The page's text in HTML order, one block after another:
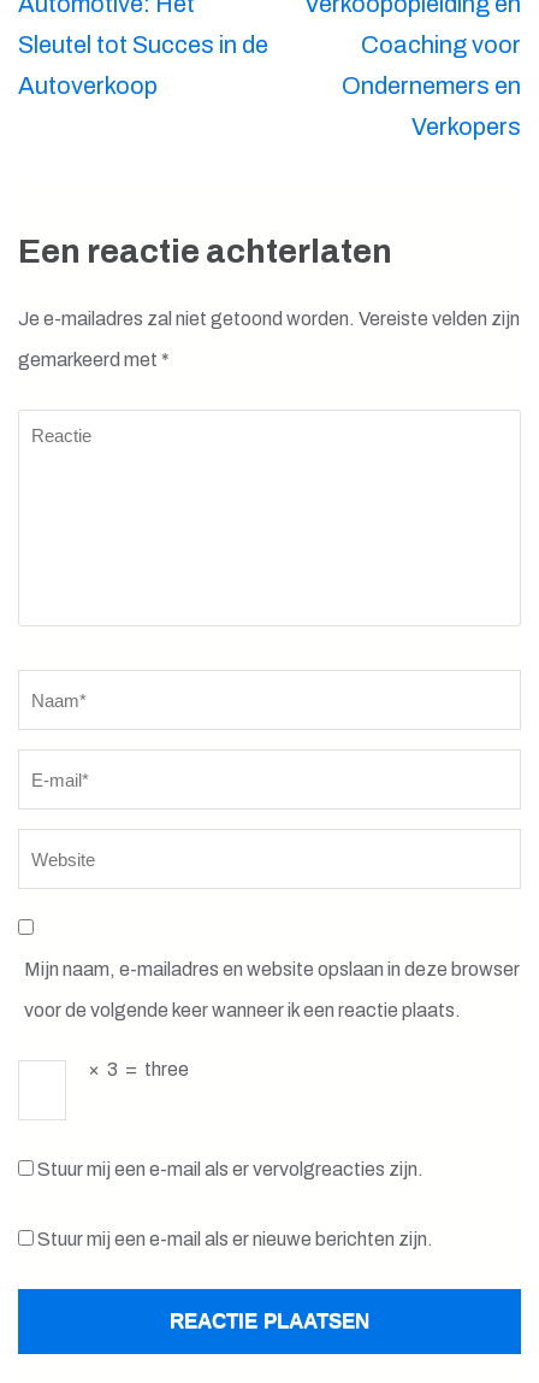
Sleutel tot Succes in de
Autoverkoop
Coaching voor
Ondernemers en
Verkopers
Een reactie achterlaten
Je e-mailadres zal niet getoond worden. Vereiste velden zijn
gemarkeerd met *
Reactie
Mijn naam, e-mailadres en website opslaan in deze browser
voor de volgende keer wanneer ik een reactie plaats.
× 3 = three
Stuur mij een e-mail als er vervolgreacties zijn.
Stuur mij een e-mail als er nieuwe berichten zijn.